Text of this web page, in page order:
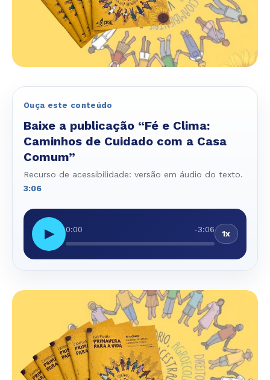
Ouça este conteúdo
Baixe a publicação “Fé e Clima:
Caminhos de Cuidado com a Casa
Comum”
Recurso de acessibilidade: versão em áudio do texto.
3:06
▶ 0:00 -3:06 1x